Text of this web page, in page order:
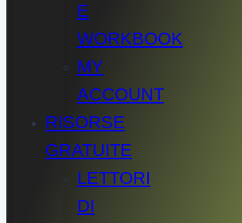
E
WORKBOOK
MY
ACCOUNT
RISORSE
GRATUITE
LETTORI
DI